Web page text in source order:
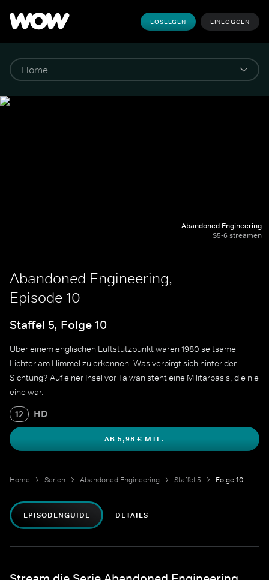
LOSLEGEN EINLOGGEN
Abandoned Engineering
S5-6 streamen
Abandoned Engineering,
Episode 10
Staffel 5, Folge 10
Über einem englischen Luftstützpunkt waren 1980 seltsame
Lichter am Himmel zu erkennen. Was verbirgt sich hinter der
Sichtung? Auf einer Insel vor Taiwan steht eine Militärbasis, die nie
eine war.
12 HD
AB 5,98 € MTL.
Home Serien Abandoned Engineering Staffel 5 Folge 10
EPISODENGUIDE DETAILS